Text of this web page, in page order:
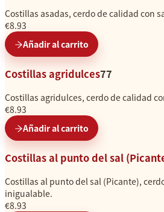
Costillas asadas, cerdo de calidad con
€8.93
Añadir al carrito
Costillas agridulces77
Costillas agridulces, cerdo de calidad
€8.93
Añadir al carrito
Costillas al punto del sal
Costillas al punto del sal (Picante),
inigualable.
€8.93